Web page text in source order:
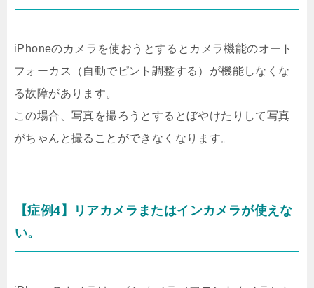
iPhoneのカメラを使おうとするとカメラ機能のオート
フォーカス（自動でピント調整する）が機能しなくな
る故障があります。
この場合、写真を撮ろうとするとぼやけたりして写真
がちゃんと撮ることができなくなります。
【症例4】リアカメラまたはインカメラが使えな
い。